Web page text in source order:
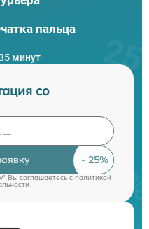
пальца
минут
со
Вы соглашаетесь cполитикой